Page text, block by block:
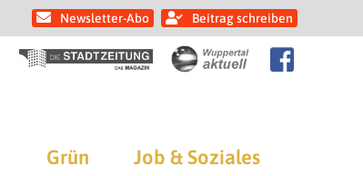
Newsletter-Abo Beitrag schreiben
Grün Job & Soziales